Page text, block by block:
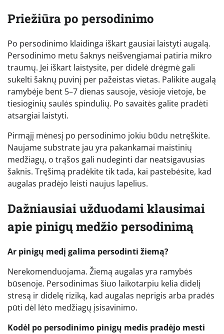
Priežiūra po persodinimo
Po persodinimo klaidinga iškart gausiai laistyti augalą.
Persodinimo metu šaknys neišvengiamai patiria mikro
traumų. Jei iškart laistysite, per didelė drėgmė gali
sukelti šaknų puvinį per pažeistas vietas. Palikite augalą
ramybėje bent 5–7 dienas sausoje, vėsioje vietoje, be
tiesioginių saulės spindulių. Po savaitės galite pradėti
atsargiai laistyti.
Pirmąjį mėnesį po persodinimo jokiu būdu netręškite.
Naujame substrate jau yra pakankamai maistinių
medžiagų, o trąšos gali nudeginti dar neatsigavusias
šaknis. Tręšimą pradėkite tik tada, kai pastebėsite, kad
augalas pradėjo leisti naujus lapelius.
Dažniausiai užduodami klausimai
apie pinigų medžio persodinimą
Ar pinigų medį galima persodinti žiemą?
Nerekomenduojama. Žiemą augalas yra ramybės
būsenoje. Persodinimas šiuo laikotarpiu kelia didelį
stresą ir didelę riziką, kad augalas neprigis arba pradės
pūti dėl lėto medžiagų įsisavinimo.
Kodėl po persodinimo pinigų medis pradėjo mesti